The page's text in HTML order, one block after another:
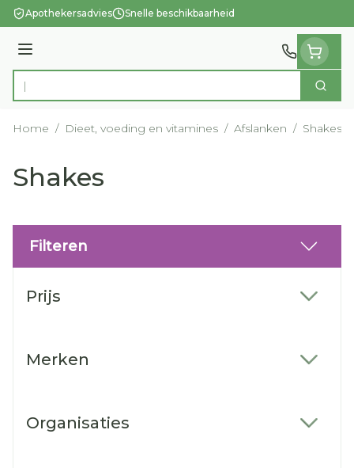
Ga naar de inhoud
Apothekersadvies Snelle beschikbaarheid
Menu
Product, merk, categorie... Zoek
Home / Dieet, voeding en vitamines / Afslanken / Shakes
Shakes
Filteren
Prijs
Merken
Organisaties